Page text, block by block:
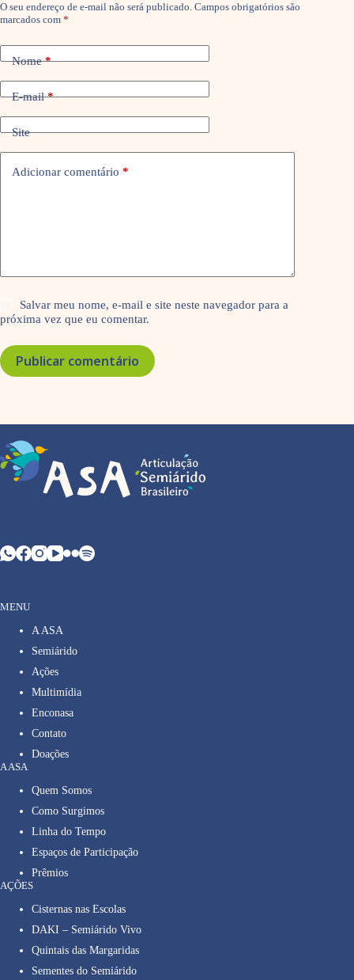
O seu endereço de e-mail não será publicado. Campos obrigatórios são
marcados com *
Nome*
E-mail*
Site
Adicionar comentário *
Salvar meu nome, e-mail e site neste navegador para a
próxima vez que eu comentar.
Publicar comentário
MENU
A ASA
Semiárido
Ações
Multimídia
Enconasa
Contato
Doações
A ASA
Quem Somos
Como Surgimos
Linha do Tempo
Espaços de Participação
Prêmios
AÇÕES
Cisternas nas Escolas
DAKI – Semiárido Vivo
Quintais das Margaridas
Sementes do Semiárido